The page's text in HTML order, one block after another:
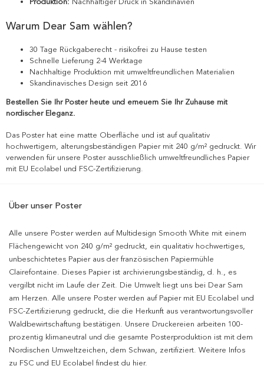
Produktion: Nachhaltiger Druck in Skandinavien
Warum Dear Sam wählen?
30 Tage Rückgaberecht - risikofrei zu Hause testen
Schnelle Lieferung 2-4 Werktage
Nachhaltige Produktion mit umweltfreundlichen Materialien
Skandinavisches Design seit 2016
Bestellen Sie Ihr Poster heute und erneuern Sie Ihr Zuhause mit
nordischer Eleganz.
Das Poster hat eine matte Oberfläche und ist auf qualitativ
hochwertigem, alterungsbeständigen Papier mit 240 g/m² gedruckt. Wir
verwenden für unsere Poster ausschließlich umweltfreundliches Papier
mit EU Ecolabel und FSC-Zertifizierung.
Über unser Poster
Alle unsere Poster werden auf Multidesign Smooth White mit einem
Flächengewicht von 240 g/m² gedruckt, ein qualitativ hochwertiges,
unbeschichtetes Papier aus der französischen Papiermühle
Clairefontaine. Dieses Papier ist archivierungsbeständig, d. h., es
vergilbt nicht im Laufe der Zeit. Die Umwelt liegt uns bei Dear Sam
am Herzen. Alle unsere Poster werden auf Papier mit EU Ecolabel und
FSC-Zertifizierung gedruckt, die die Herkunft aus verantwortungsvoller
Waldbewirtschaftung bestätigen. Unsere Druckereien arbeiten 100-
prozentig klimaneutral und die gesamte Posterproduktion ist mit dem
Nordischen Umweltzeichen, dem Schwan, zertifiziert. Weitere Infos
zu FSC und EU Ecolabel findest du hier.